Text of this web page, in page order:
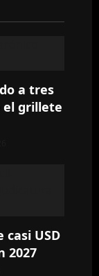
a tres
el grillete
USD
2027